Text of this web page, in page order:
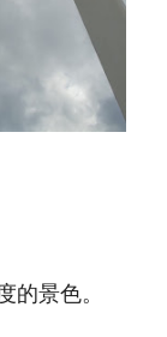
的景色。